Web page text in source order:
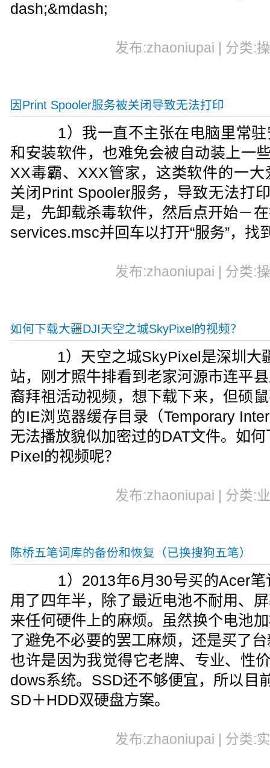
dash;&mdash;
发布:zhaoniupai | 分类:
因Print Spooler服务被关闭导致无法打印
1）我一直不主张在电脑里常驻
和安装软件，也难免会被自动装上一
XX毒霸、XXX管家，这类软件的一
关闭Print Spooler服务，导致无法
是，先卸载杀毒软件，然后点开始－
services.msc并回车以打开“服务”，找
发布:zhaoniupai | 分类:
如何下载大疆DJI天空之城SkyPixel的视频？
1）天空之城SkyPixel是深圳大
站，刚才照牛排看到老家河源市连平
裔拜祖活动视频，想下载下来，但硕
的IE浏览器缓存目录（Temporary
无法播放貌似加密过的DAT文件。如
Pixel的视频呢？
发布:zhaoniupai | 分类:
陈桥五笔词库的备份和恢复（已换搜狗五笔）
1）2013年6月30号买的Acer笔
用了四年半，除了最近电池不耐用、
来任何硬件上的麻烦。虽然换个电池
了避免不必要的罢工麻烦，还是买了
也许是因为我觉得它老牌、专业、性
dows系统。SSD还不够便宜，所以目
SD＋HDD双硬盘方案。
发布:zhaoniupai | 分类: